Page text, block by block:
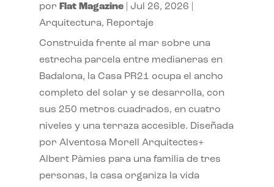
por Flat Magazine| Jul 26, 2026
Arquitectura, Reportaje
Construida frente al mar sobre una
estrecha parcela entre medianeras en
Badalona, la Casa PR21 ocupa el ancho
completo del solar y se desarrolla, con
sus 250 metros cuadrados, en cuatro
niveles y una terraza accesible. Diseñada
por Alventosa Morell Arquitectes+
Albert Pàmies para una familia de tres
personas, la casa organiza la vida